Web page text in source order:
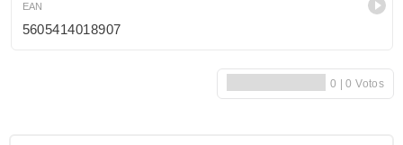
EAN
5605414018907